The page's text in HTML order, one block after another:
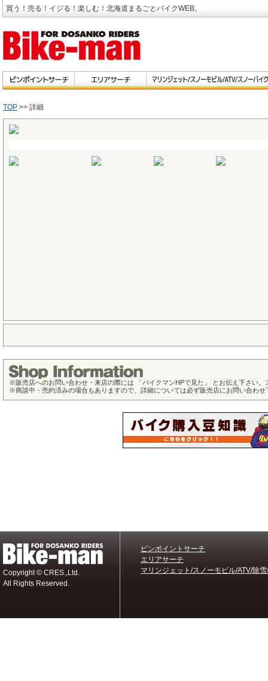
買う！売る！イジる！楽しむ！北海道まるごとバイクWEB。
TOP >> 詳細
※販売店へのお問い合わせ・来店の際には 「バイクマンHPで見た」 とお伝え下さい
※商談中・売約済みの場合もありますので、詳細については必ず販売店にお問い合わせ
Copyright © CRES.,Ltd.
All Rights Reserved.
ピンポイントサーチ
エリアサーチ
マリンジェット/スノーモビル/ATV/除